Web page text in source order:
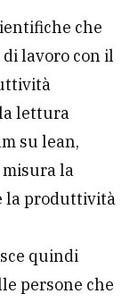
che
lavoro con il
lettura
su lean,
misura la
la produttività
quindi
persone che